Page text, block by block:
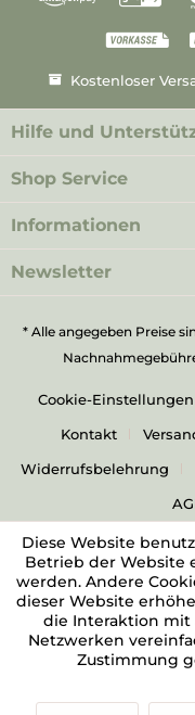
Kostenloser
Hilfe und
Shop Service
Informationen
Newsletter
* Alle angegeben Preise
Cookie-Einstellungen
Kontakt
Widerrufsbelehrung
Diese Website
Betrieb der Website
werden. Andere
dieser Website
die Interaktion mit
Netzwerken
Zustimmung